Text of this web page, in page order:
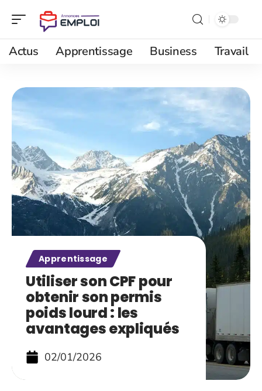
Actus Apprentissage Business Travail
Apprentissage
Utiliser son CPF pour
obtenir son permis
poids lourd : les
avantages expliqués
02/01/2026